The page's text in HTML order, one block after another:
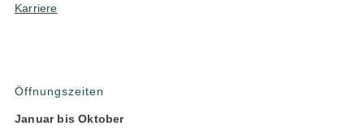
Karriere
Öffnungszeiten
Januar bis Oktober